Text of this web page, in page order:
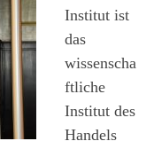
Institut ist
das
wissenscha
ftliche
Institut des
Handels